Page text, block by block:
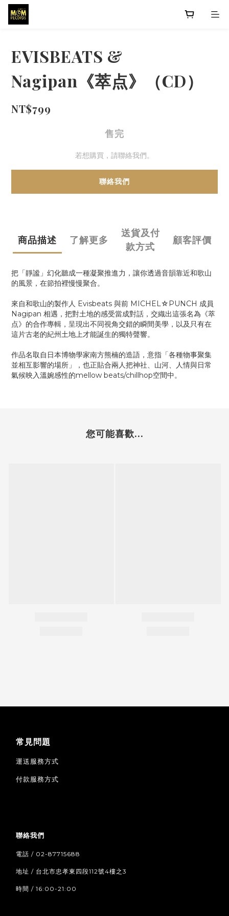
EVISBEATS &
Nagipan《萃点》（CD）
NT$799
售完
若想購買，請聯絡我們。
聯絡我們
商品描述 了解更多
送貨及付
款方式
顧客評價
把「靜謐」幻化聽成一種凝聚推進力，讓你透過音韻靠近和歌山
的風景，在節拍裡慢慢聚合。
來自和歌山的製作人 Evisbeats 與前 MICHEL☆PUNCH 成員
Nagipan 相遇，把對土地的感受當成對話，交織出這張名為《萃
点》的合作專輯，呈現出不同視角交錯的瞬間美學，以及只有在
這片古老的紀州土地上才能誕生的獨特聲響。
作品名取自日本博物學家南方熊楠的造語，意指「各種物事聚集
並相互影響的場所」，也正貼合兩人把神社、山河、人情與日常
氣候映入溫婉感性的mellow beats/chillhop空間中。
您可能喜歡...
常見問題
運送服務方式
付款服務方式
聯絡我們
電話 / 02-87715688
地址 / 台北市忠孝東四段112號4樓之3
時間 / 16:00-21:00